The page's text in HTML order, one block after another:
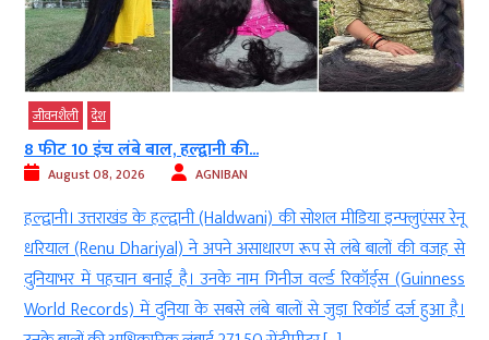
जीवनशैली देश
8 फीट 10 इंच लंबे बाल, हल्द्वानी की...
August 08, 2026 AGNIBAN
हल्द्वानी। उत्तराखंड के हल्द्वानी (Haldwani) की सोशल मीडिया इन्फ्लुएंसर रेनू
धरियाल (Renu Dhariyal) ने अपने असाधारण रूप से लंबे बालों की वजह से
दुनियाभर में पहचान बनाई है। उनके नाम गिनीज वर्ल्ड रिकॉर्ड्स (Guinness
World Records) में दुनिया के सबसे लंबे बालों से जुड़ा रिकॉर्ड दर्ज हुआ है।